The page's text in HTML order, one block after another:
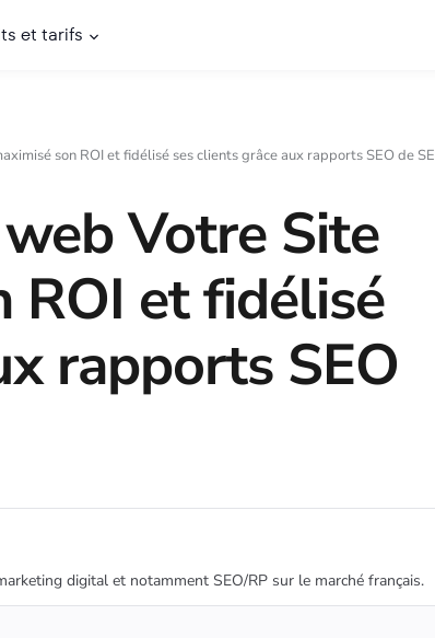
et tarifs
son ROI et fidélisé ses clients grâce aux rapports SEO de SE
Votre Site
ROI et fidélisé
rapports SEO
digital et notamment SEO/RP sur le marché français.